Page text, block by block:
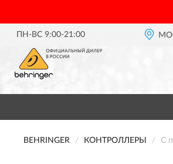
ПН-ВС 9:00-21:00
BEHRINGER КОНТРОЛЛЕРЫ С